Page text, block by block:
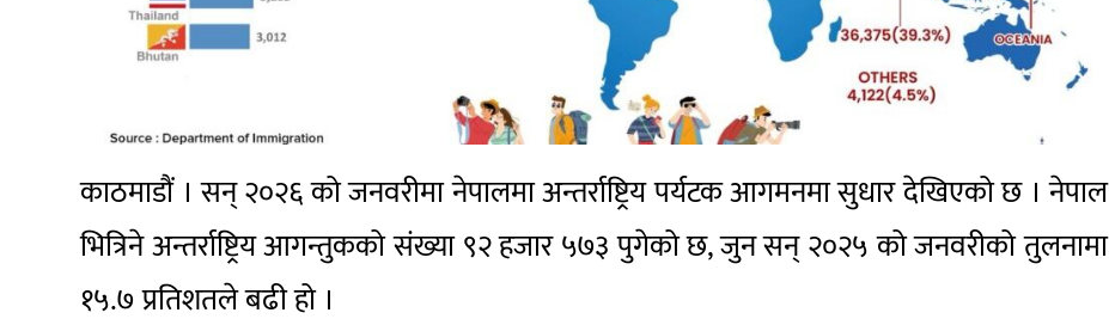
काठमाडौं । सन् २०२६ को जनवरीमा नेपालमा अन्तर्राष्ट्रिय पर्यटक आगमनमा सुधार देखिएको छ । नेपाल
भित्रिने अन्तर्राष्ट्रिय आगन्तुकको संख्या ९२ हजार ५७३ पुगेको छ, जुन सन् २०२५ को जनवरीको तुलनामा
१५.७ प्रतिशतले बढी हो ।